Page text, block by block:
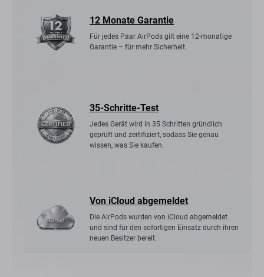
12 Monate Garantie
Für jedes Paar AirPods gilt eine 12-monatige
Garantie – für mehr Sicherheit.
35-Schritte-Test
Jedes Gerät wird in 35 Schritten gründlich
geprüft und zertifiziert, sodass Sie genau
wissen, was Sie kaufen.
Von iCloud abgemeldet
Die AirPods wurden von iCloud abgemeldet
und sind für den sofortigen Einsatz durch ihren
neuen Besitzer bereit.